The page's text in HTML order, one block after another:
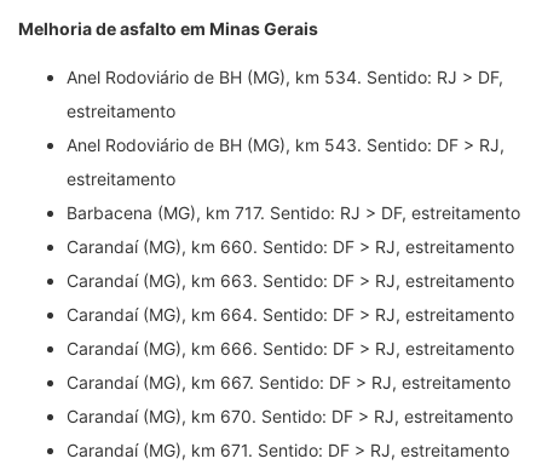
Melhoria de asfalto em Minas Gerais
Anel Rodoviário de BH (MG), km 534. Sentido: RJ > DF,
estreitamento
Anel Rodoviário de BH (MG), km 543. Sentido: DF > RJ,
estreitamento
Barbacena (MG), km 717. Sentido: RJ > DF, estreitamento
Carandaí (MG), km 660. Sentido: DF > RJ, estreitamento
Carandaí (MG), km 663. Sentido: DF > RJ, estreitamento
Carandaí (MG), km 664. Sentido: DF > RJ, estreitamento
Carandaí (MG), km 666. Sentido: DF > RJ, estreitamento
Carandaí (MG), km 667. Sentido: DF > RJ, estreitamento
Carandaí (MG), km 670. Sentido: DF > RJ, estreitamento
Carandaí (MG), km 671. Sentido: DF > RJ, estreitamento